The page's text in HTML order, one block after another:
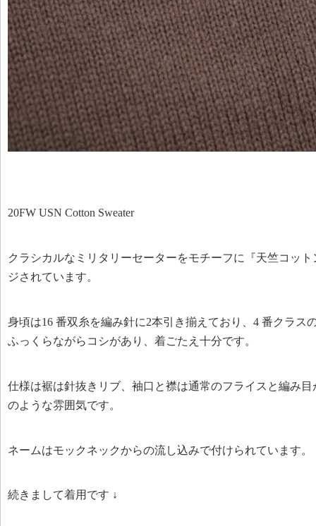
20FW USN Cotton Sweater
クラシカルなミリタリーセーターをモチーフに『天竺コッ
ジされています。
身頃は16 番双糸を編み針に2本引き揃えており、4 番クラス
ふっくらながらコシがあり、着ごたえ十分です。
仕様は裾は針抜きリブ、袖口と襟は通常のフライスと編み
のような雰囲気です。
ネームはモックネックからの流し込みで付けられています。
続きまして着用です ↓